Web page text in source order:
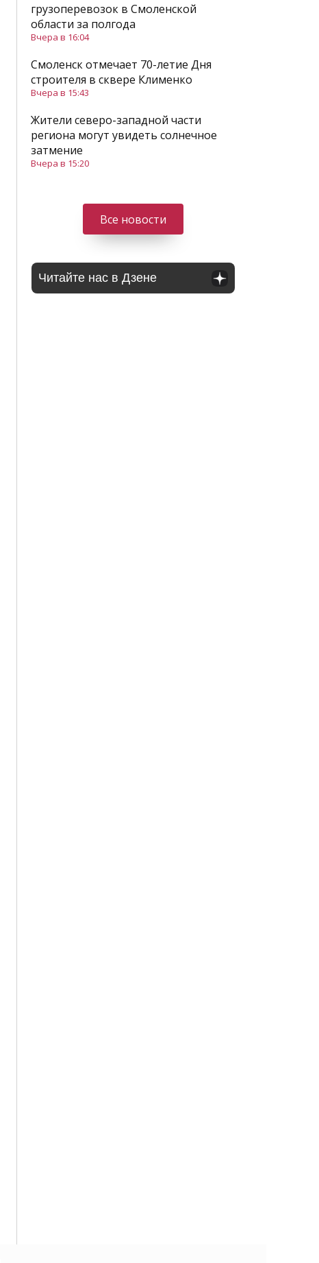
грузоперевозок в Смоленской
области за полгода
Вчера в 16:04
Смоленск отмечает 70-летие Дня
строителя в сквере Клименко
Вчера в 15:43
Жители северо-западной части
региона могут увидеть солнечное
затмение
Вчера в 15:20
Все новости
Читайте нас в Дзене